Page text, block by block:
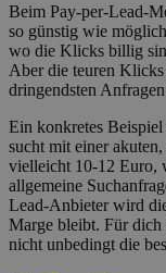
Beim Pay-per-Lead-
so günstig wie
wo die Klicks billig
Aber die teuren
dringendsten
Ein konkretes Beispiel
sucht mit einer
vielleicht 10-12 Euro,
allgemeine
Lead-Anbieter wird
Marge bleibt. Für dich
nicht unbedingt die